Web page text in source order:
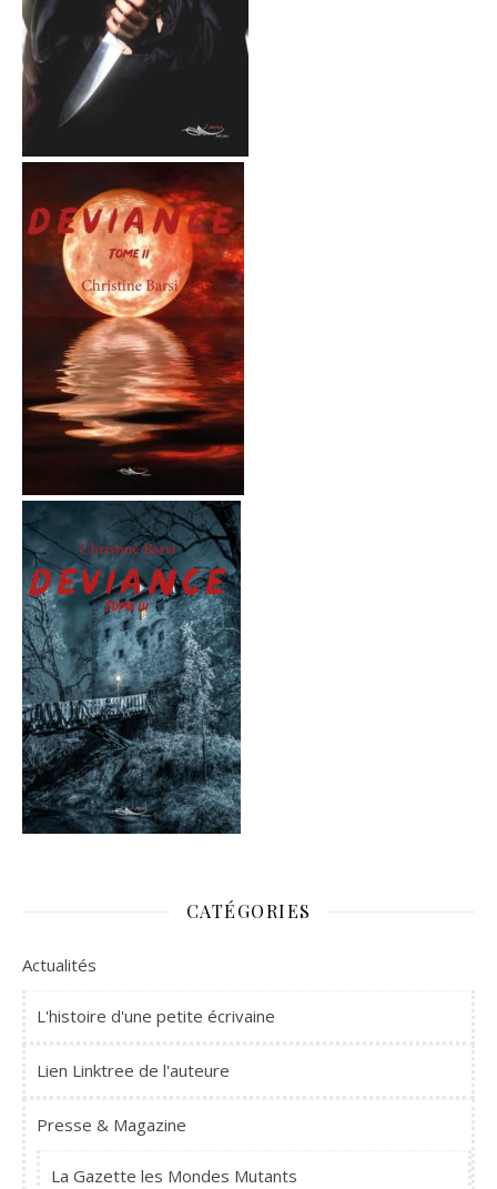
CATÉGORIES
Actualités
L'histoire d'une petite écrivaine
Lien Linktree de l'auteure
Presse & Magazine
La Gazette les Mondes Mutants